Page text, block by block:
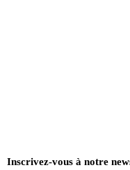
Inscrivez-vous à notre